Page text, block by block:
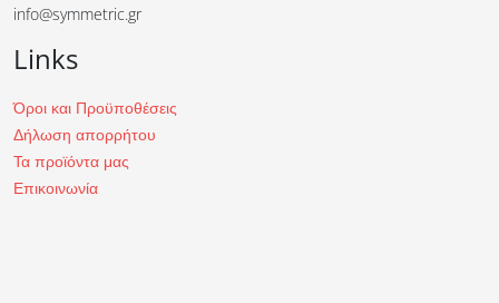
info@symmetric.gr
Links
Όροι και Προϋποθέσεις
Δήλωση απορρήτου
Τα προϊόντα μας
Επικοινωνία